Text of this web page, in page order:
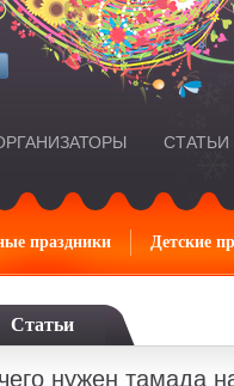
СТАТЬИ
праздники Детские
Статьи
нужен тамада